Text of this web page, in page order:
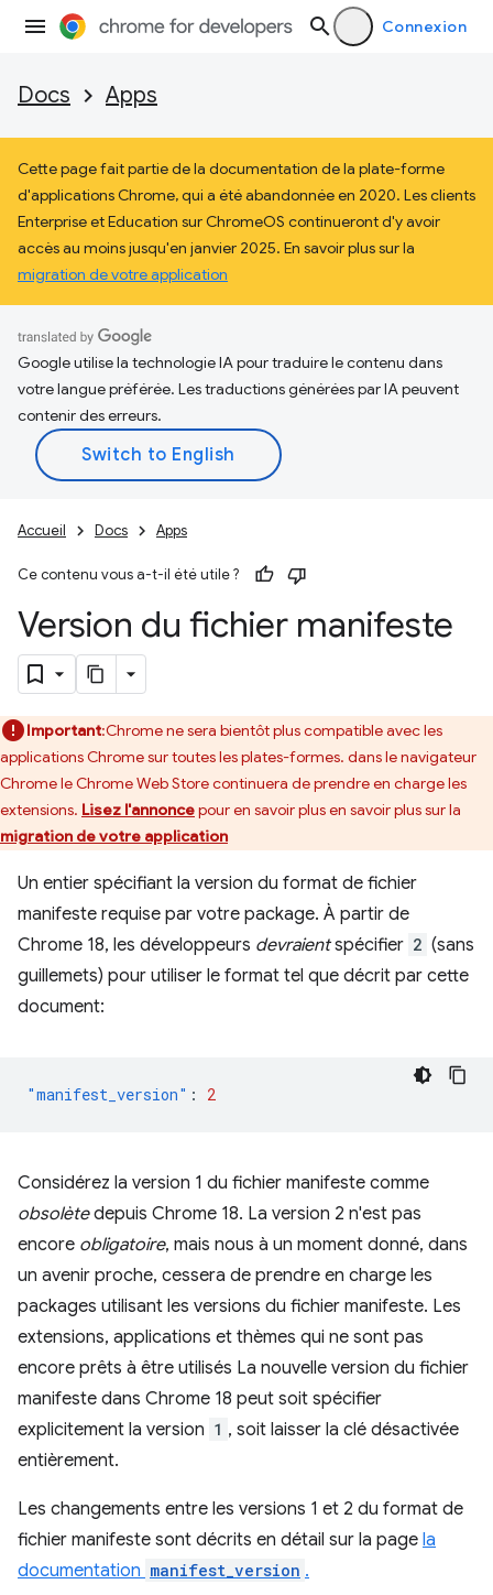
Connexion
Docs Apps
Cette page fait partie de la documentation de la plate-forme
d'applications Chrome, qui a été abandonnée en 2020. Les clients
Enterprise et Education sur ChromeOS continueront d'y avoir
accès au moins jusqu'en janvier 2025. En savoir plus sur la
migration de votre application
Google utilise la technologie IA pour traduire le contenu dans
votre langue préférée. Les traductions générées par IA peuvent
contenir des erreurs.
Accueil Docs Apps
Ce contenu vous a-t-il été utile ?
Version du fichier manifeste
Important:Chrome ne sera bientôt plus compatible avec les
applications Chrome sur toutes les plates-formes. dans le navigateur
Chrome le Chrome Web Store continuera de prendre en charge les
extensions. Lisez l'annoncepour en savoir plus en savoir plus sur la
migration de votre application
Un entier spécifiant la version du format de fichier
manifeste requise par votre package. À partir de
Chrome 18, les développeurs devraientspécifier 2 (sans
guillemets) pour utiliser le format tel que décrit par cette
document:
"manifest_version" : 2
Considérez la version 1 du fichier manifeste comme
obsolètedepuis Chrome 18. La version 2 n'est pas
encore obligatoire, mais nous à un moment donné, dans
un avenir proche, cessera de prendre en charge les
packages utilisant les versions du fichier manifeste. Les
extensions, applications et thèmes qui ne sont pas
encore prêts à être utilisés La nouvelle version du fichier
manifeste dans Chrome 18 peut soit spécifier
explicitement la version 1 , soit laisser la clé désactivée
entièrement.
Les changements entre les versions 1 et 2 du format de
fichier manifeste sont décrits en détail sur la page la
documentation manifest_version .